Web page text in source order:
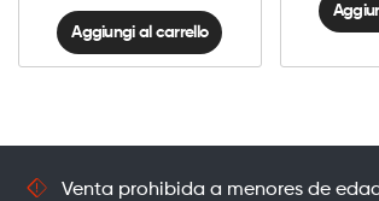
Aggiungi al carrello
Venta prohibida a menores de